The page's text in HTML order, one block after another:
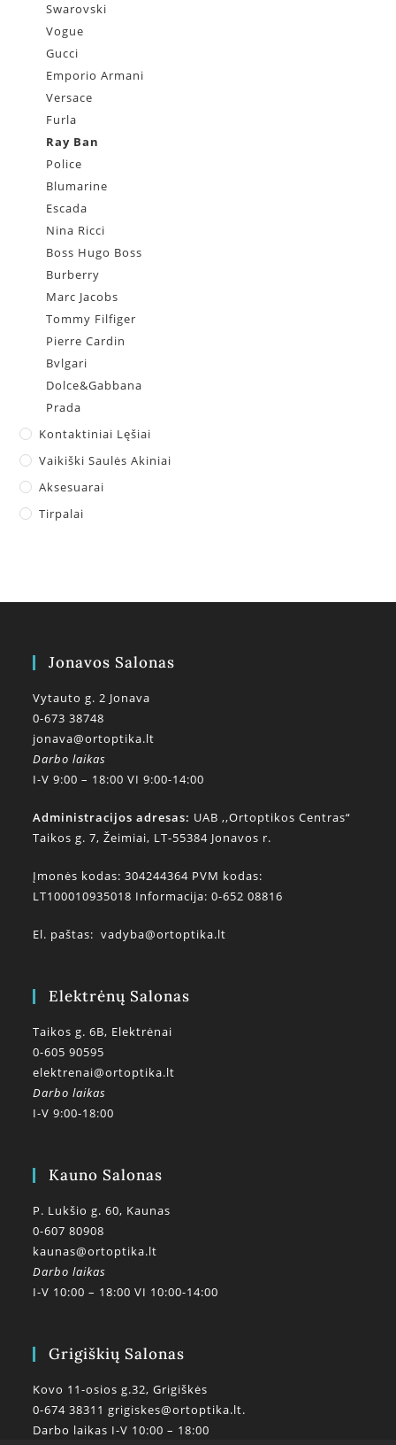
Swarovski
Vogue
Gucci
Emporio Armani
Versace
Furla
Ray Ban
Police
Blumarine
Escada
Nina Ricci
Boss Hugo Boss
Burberry
Marc Jacobs
Tommy Filfiger
Pierre Cardin
Bvlgari
Dolce&Gabbana
Prada
Kontaktiniai Lęšiai
Vaikiški Saulės Akiniai
Aksesuarai
Tirpalai
Jonavos Salonas
Vytauto g. 2 Jonava
0-673 38748
jonava@ortoptika.lt
Darbo laikas
I-V 9:00 – 18:00 VI 9:00-14:00
Administracijos adresas: UAB ,,Ortoptikos Centras“
Taikos g. 7, Žeimiai, LT-55384 Jonavos r.
Įmonės kodas: 304244364 PVM kodas:
LT100010935018 Informacija: 0-652 08816
El. paštas:vadyba@ortoptika.lt
Elektrėnų Salonas
Taikos g. 6B, Elektrėnai
0-605 90595
elektrenai@ortoptika.lt
Darbo laikas
I-V 9:00-18:00
Kauno Salonas
P. Lukšio g. 60, Kaunas
0-607 80908
kaunas@ortoptika.lt
Darbo laikas
I-V 10:00 – 18:00 VI 10:00-14:00
Grigiškių Salonas
Kovo 11-osios g.32, Grigiškės
0-674 38311grigiskes@ortoptika.lt.
Darbo laikas I-V 10:00 – 18:00